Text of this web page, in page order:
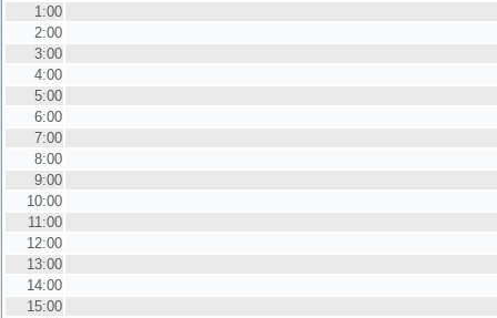
1:00
2:00
3:00
4:00
5:00
6:00
7:00
8:00
9:00
10:00
11:00
12:00
13:00
14:00
15:00